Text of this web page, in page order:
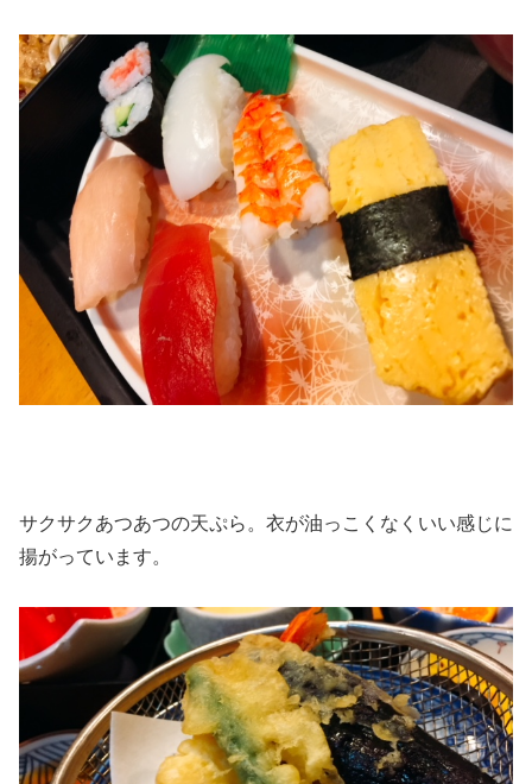
サクサクあつあつの天ぷら。衣が油っこくなくいい感じに
揚がっています。